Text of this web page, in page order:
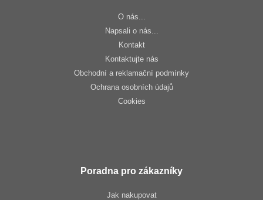
O nás...
Napsali o nás...
Kontakt
Kontaktujte nás
Obchodní a reklamační podmínky
Ochrana osobních údajů
Cookies
Poradna pro zákazníky
Jak nakupovat